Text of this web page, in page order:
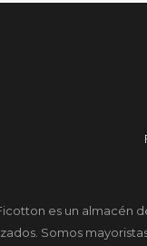
es un almacén
Somos